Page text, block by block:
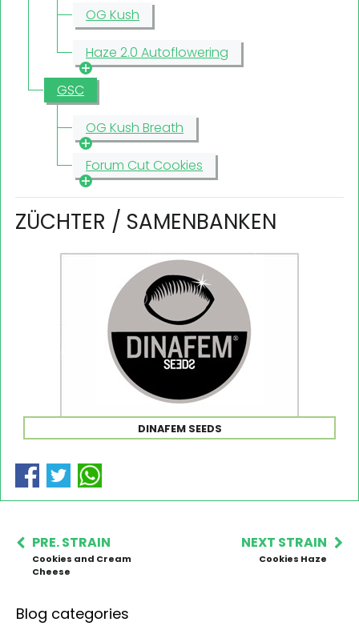
OG Kush
Haze 2.0 Autoflowering
GSC
OG Kush Breath
Forum Cut Cookies
ZÜCHTER / SAMENBANKEN
DINAFEM SEEDS
PRE. STRAIN
Cookies and Cream
Cheese
NEXT STRAIN
Cookies Haze
Blog categories